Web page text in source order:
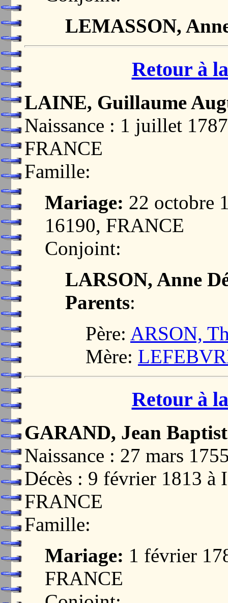
LEMASSON,
Retour à
LAINE, Guillaume
Naissance : 1 juillet
FRANCE
Famille:
Mariage: 22 octobre
16190, FRANCE
Conjoint:
LARSON, Anne
Parents:
Père: ARSON,
Mère:
Retour à
GARAND, Jean
Naissance : 27 mars
Décès : 9 février 1813
FRANCE
Famille:
Mariage: 1 février
FRANCE